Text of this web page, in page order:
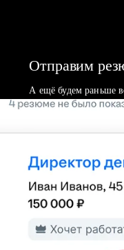
Отправим
А ещё будем раньше